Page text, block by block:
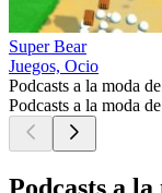
Super Bear
Juegos, Ocio
Podcasts a la moda
Podcasts a la moda